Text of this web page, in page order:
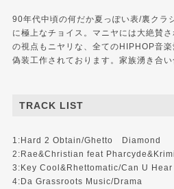
90年代中頃の何だか夏っぽい表/裏クラ
に極上なチョイス。マニヤには大絶賛
の視点もニヤリな、全てのHIPHOP音
偽装工作されております。家族湧き合
TRACK LIST
1:Hard 2 Obtain/Ghetto Diamond
2:Rae&Christian feat
3:Key Cool&Rhettomatic/Can U
4:Da Grassroots Music/Drama